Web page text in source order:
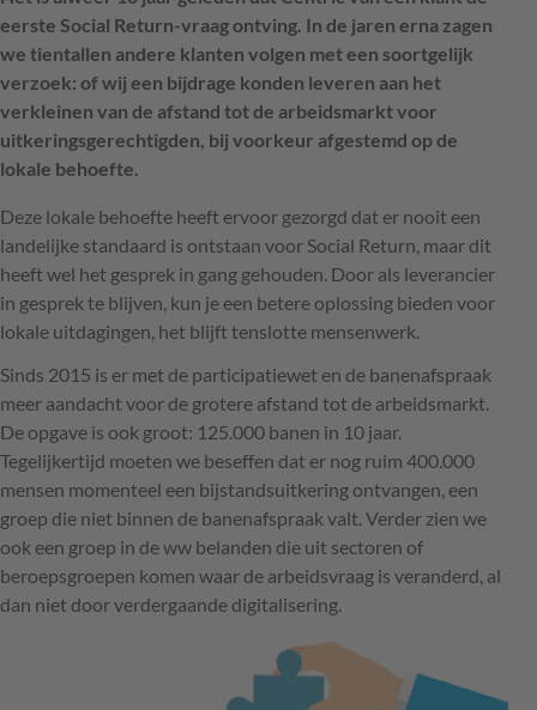
eerste Social Return-vraag ontving. In de jaren erna zagen
we tientallen andere klanten volgen met een soortgelijk
verzoek: of wij een bijdrage konden leveren aan het
verkleinen van de afstand tot de arbeidsmarkt voor
uitkeringsgerechtigden, bij voorkeur afgestemd op de
lokale behoefte.
Deze lokale behoefte heeft ervoor gezorgd dat er nooit een
landelijke standaard is ontstaan voor Social Return, maar dit
heeft wel het gesprek in gang gehouden. Door als leverancier
in gesprek te blijven, kun je een betere oplossing bieden voor
lokale uitdagingen, het blijft tenslotte mensenwerk.
Sinds 2015 is er met de participatiewet en de banenafspraak
meer aandacht voor de grotere afstand tot de arbeidsmarkt.
De opgave is ook groot: 125.000 banen in 10 jaar.
Tegelijkertijd moeten we beseffen dat er nog ruim 400.000
mensen momenteel een bijstandsuitkering ontvangen, een
groep die niet binnen de banenafspraak valt. Verder zien we
ook een groep in de ww belanden die uit sectoren of
beroepsgroepen komen waar de arbeidsvraag is veranderd, al
dan niet door verdergaande digitalisering.